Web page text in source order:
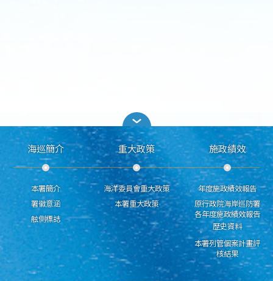
海巡簡介
本署簡介
署徽意涵
舷側標誌
重大政策
海洋委員會重大政策
本署重大政策
施政績效
年度施政績效報告
原行政院海岸巡防署
各年度施政績效報告
歷史資料
本署列管個案計畫評
核結果